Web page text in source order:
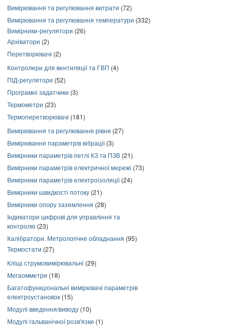
Вимірювання та регулювання витрати (72)
Вимірювання та регулювання температури (332)
Вимірники-регулятори (26)
Архіватори (2)
Перетворювачі (2)
Контролери для вентиляції та ГВП (4)
ПІД-регулятори (52)
Програмні задатчики (3)
Термометри (23)
Термоперетворювачі (181)
Вимірювання та регулювання рівня (27)
Вимірювання параметрів вібрації(3)
Вимірники параметрів петлі КЗ та ПЗВ (21)
Вимірники параметрів електричної мережі (73)
Вимірники параметрів електроізоляції(24)
Вимірники швидкості потоку (21)
Вимірники опору заземлення (28)
Індикатори цифрові для управління та
контролю (23)
Калібратори. Метрологічне обладнання (95)
Термостати (27)
Кліщі струмовимірювальні (29)
Мегаомметри (18)
Багатофункціональні вимірювачі параметрів
електроустановок (15)
Модулі введення/виводу (10)
Модулі гальванічної розв'язки (1)